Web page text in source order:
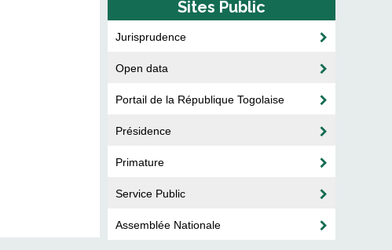
Sites Public
Jurisprudence
Open data
Portail de la République Togolaise
Présidence
Primature
Service Public
Assemblée Nationale